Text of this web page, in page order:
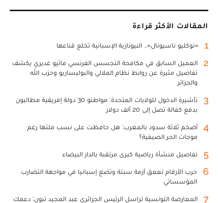
المقالات الأكثر قراءة
1 «نوكليو ناسيونال».. النيونازية الإسبانية تخلع قناعها
2
العميل السابق في مكافحة التجسس الفرنسي ماثيو غديري يكشف
تفاصيل مثيرة عن روابط نظام الملالي والبوليساريو وحزب الله
والجزائر
3
تأشيرة الدخول للولايات المتحدة: مواطنو 30 دولة إفريقية مطالبون
بدفع كفالة تصل إلى 20 ألف دولار
4
أضخم ثلاثة سدود بالمغرب: هل حافظت على نسب ملئها رغم
موجات الحر الصيفية؟
5 تفاصيل منشأة رياضية كبرى مرتقبة بالدار البيضاء
6
حرب الأرقام تعمق أزمة سبتة وتضع إسبانيا في مواجهة التضارب
المؤسساتي
7
المعارضة التونسية تراسل الرئيس الجزائري عبد المجيد تبون: دعمك